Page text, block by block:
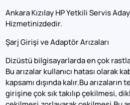
Ankara Kızılay HP Yetkili Servis
Hizmetinizdedir.
Şarj Girişi ve Adaptör Arızaları
Dizüstü bilgisayarlarda en çok
Bu arızalar kullanıcı hatası olarak
kapsamı dışında kalır.Bu
girişine çok sık takılıp çekilmesi,